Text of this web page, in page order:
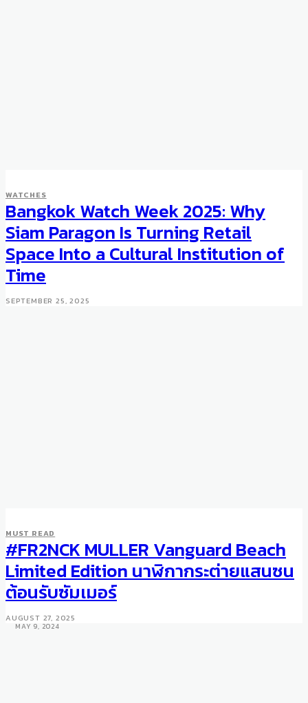
WATCHES
Franck Muller Unveils the New
Timepieces of 2024 Featuring
Latest Innovations
MAY 9, 2024
WATCHES
Bangkok Watch Week 2025: Why
Siam Paragon Is Turning Retail
Space Into a Cultural Institution of
Time
SEPTEMBER 25, 2025
MUST READ
#FR2NCK MULLER Vanguard Beach
Limited Edition นาฬิกากระต่ายแสนซน
ต้อนรับซัมเมอร์
AUGUST 27, 2025